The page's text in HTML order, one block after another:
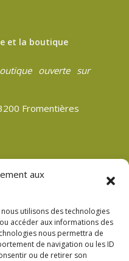
aux
utilisons des technologies
accéder aux informations des
nous permettra de
de navigation ou les ID
ou de retirer son
et la boutique
ouverte sur
Fromentières